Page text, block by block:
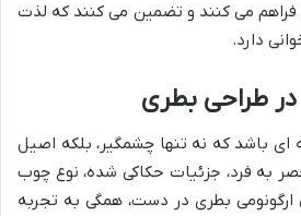
می کنند و تضمین می کنند که لذت
دارد.
طراحی بطری
ای باشد که نه تنها چشمگیر، بلکه اصیل
به فرد، جزئیات حکاکی شده، نوع چوب
بطری در دست، همگی به تجربه